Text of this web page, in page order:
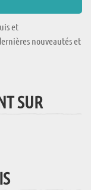
et
nouveautés et
SUR